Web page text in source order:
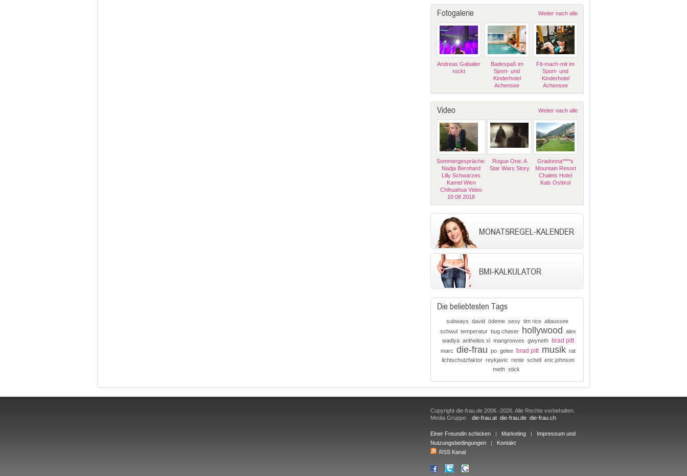
Fotogalerie Weiter nach alle
Andreas Gabalier
rockt
Badespaß im
Sport- und
Kinderhotel
Achensee
Fit-mach-mit im
Sport- und
Kinderhotel
Achensee
Video Weiter nach alle
Sommergespräche:
Nadja Bernhard
Lilly Schwarzes
Kamel Wien
Chihuahua Video
10 08 2018
Rogue One: A
Star Wars Story
Gradonna****s
Mountain Resort
Chalets Hotel
Kals Osttirol
MONATSREGEL-KALENDER
BMI-KALKULATOR
Die beliebtesten Tags
subways david ödeme sexy tim rice altaussee
schwul temperatur bug chaser hollywood
alex
wadiya anthelios xl mangrooves gwyneth brad pitt
marc die-frau po gelee brad pitt musik rat
lichtschutzfaktor reykjavic rente schell eric johnson
meth stick
Copyright die-frau.de 2006.-2026. Alle Rechte vorbehalten.
Media Gruppe: die-frau.at die-frau.de die-frau.ch
Einer Freundin schicken | Marketing | Impressum und
Nutzungsbedingungen | Kontakt
RSS Kanal